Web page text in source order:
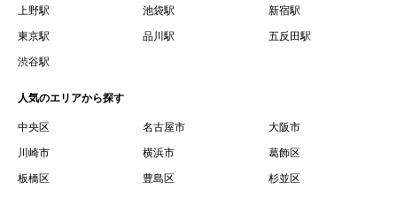
９.「契約期間開始日」とは、定期建物賃貸借契約（以下
「賃貸借契約」と言います）の開始日のことで、利用者の
賃借権が発生する日を意味します。
するために、選んだ物件を保留することを意味します。
１１.「予約情報」とは、物件を予約するために必要な当社
所定の情報を意味します。物件情報や期間、オプション等
上野駅 池袋駅 新宿駅
東京駅 品川駅 五反田駅
渋谷駅
人気のエリアから探す
中央区 名古屋市 大阪市
川崎市 横浜市 葛飾区
板橋区 豊島区 杉並区